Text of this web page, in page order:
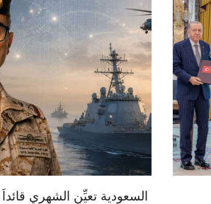
السعودية تعيِّن الشهري